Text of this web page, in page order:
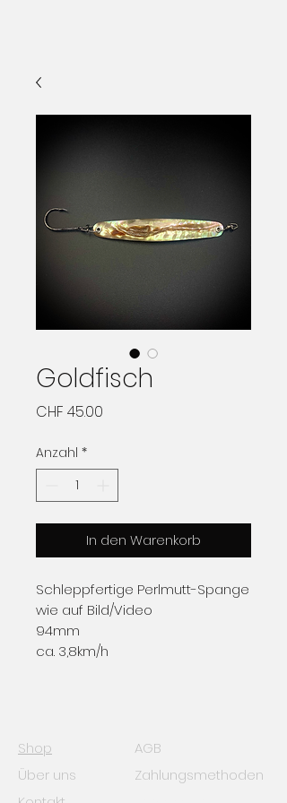
Goldfisch
CHF 45.00
Anzahl *
In den Warenkorb
Schleppfertige Perlmutt-Spange
wie auf Bild/Video
94mm
ca. 3,8km/h
Shop
Über uns
AGB
Zahlungsmethoden